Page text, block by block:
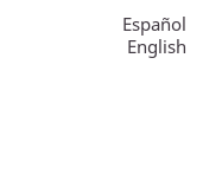
Español
English